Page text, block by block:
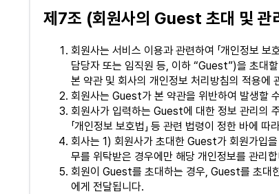
제7조 (회원사의 Guest 초대 및 관
회원사는 서비스 이용과 관련하여 「개인정보 보
담당자 또는 임직원 등, 이하 “Guest”)을 초대
본 약관 및 회사의 개인정보 처리방침의 적용에
회원사는 Guest가 본 약관을 위반하여 발생할
회원사가 입력하는 Guest에 대한 정보 관리의
「개인정보 보호법」 등 관련 법령이 정한 바에
회사는 1) 회원사가 초대한 Guest가 회원가입
무를 위탁받은 경우에만 해당 개인정보를 관리
회원이 Guest를 초대하는 경우, Guest를 초대
에게 전달됩니다.